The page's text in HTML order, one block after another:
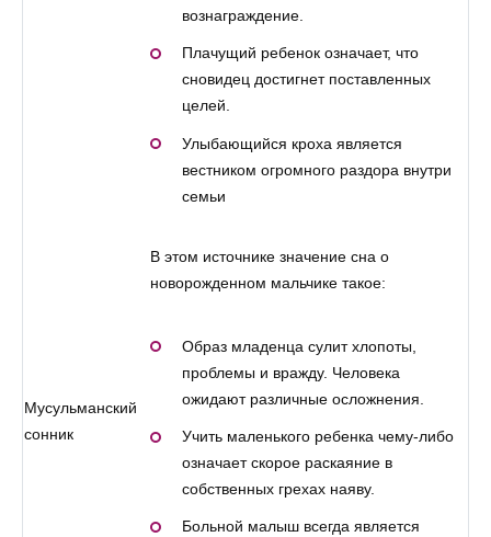
вознаграждение.
Плачущий ребенок означает, что
сновидец достигнет поставленных
целей.
Улыбающийся кроха является
вестником огромного раздора внутри
семьи
Мусульманский
сонник
В этом источнике значение сна о
новорожденном мальчике такое:
Образ младенца сулит хлопоты,
проблемы и вражду. Человека
ожидают различные осложнения.
Учить маленького ребенка чему-либо
означает скорое раскаяние в
собственных грехах наяву.
Больной малыш всегда является